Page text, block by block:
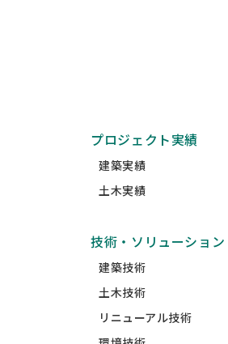
プロジェクト実績
建築実績
土木実績
技術・ソリューション
建築技術
土木技術
リニューアル技術